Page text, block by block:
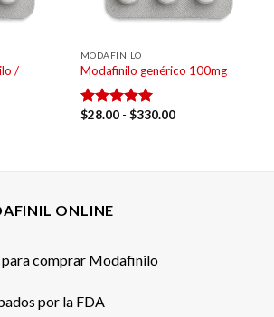
/
MODAFINILO
Modafinilo genérico 100mg
Valorado
$28.00 - $330.00Rango
ONLINE
para comprar Modafinilo
por la FDA